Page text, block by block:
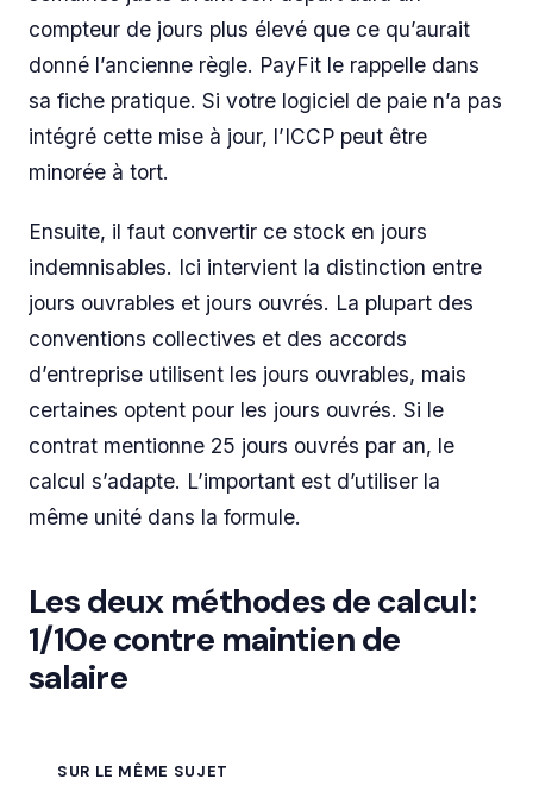
compteur de jours plus élevé que ce qu’aurait
donné l’ancienne règle. PayFit le rappelle dans
sa fiche pratique. Si votre logiciel de paie n’a pas
intégré cette mise à jour, l’ICCP peut être
minorée à tort.
Ensuite, il faut convertir ce stock en jours
indemnisables. Ici intervient la distinction entre
jours ouvrables et jours ouvrés. La plupart des
conventions collectives et des accords
d’entreprise utilisent les jours ouvrables, mais
certaines optent pour les jours ouvrés. Si le
contrat mentionne 25 jours ouvrés par an, le
calcul s’adapte. L’important est d’utiliser la
même unité dans la formule.
Les deux méthodes de calcul:
1/10e contre maintien de
salaire
SUR LE MÊME SUJET